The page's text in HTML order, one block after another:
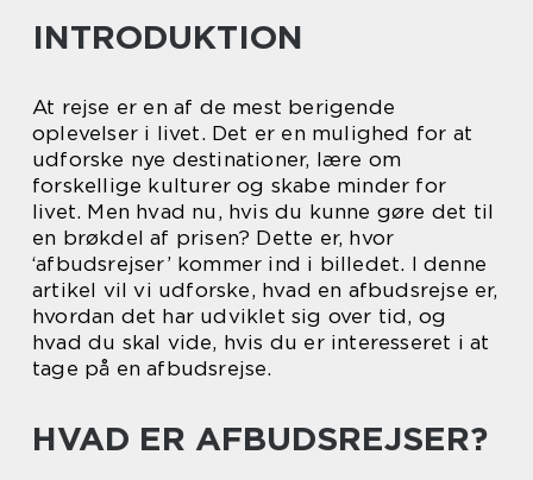
INTRODUKTION
At rejse er en af de mest berigende
oplevelser i livet. Det er en mulighed for at
udforske nye destinationer, lære om
forskellige kulturer og skabe minder for
livet. Men hvad nu, hvis du kunne gøre det til
en brøkdel af prisen? Dette er, hvor
‘afbudsrejser’ kommer ind i billedet. I denne
artikel vil vi udforske, hvad en afbudsrejse er,
hvordan det har udviklet sig over tid, og
hvad du skal vide, hvis du er interesseret i at
tage på en afbudsrejse.
HVAD ER AFBUDSREJSER?